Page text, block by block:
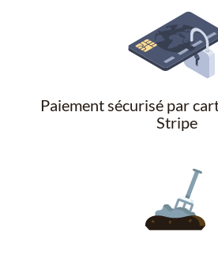
Paiement sécurisé par
Stripe